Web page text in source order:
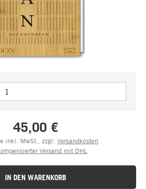
45,00 €
inkl. MwSt., zzgl. Versandkosten
Versand mit DHL
IN DEN WARENKORB